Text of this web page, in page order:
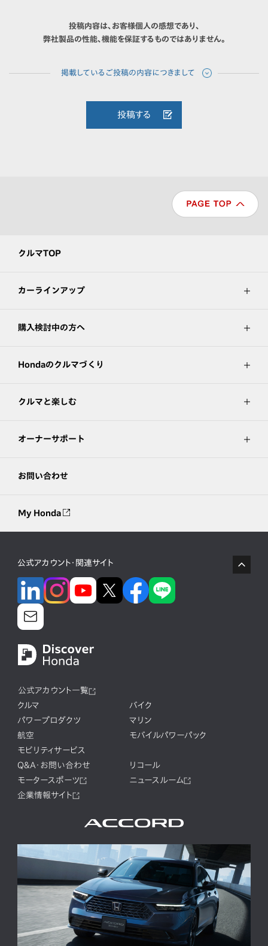
投稿内容は、お客様個人の感想であり、
弊社製品の性能、機能を保証するものではありません。
投稿する
クルマTOP
カーラインアップ
購入検討中の方へ
Hondaのクルマづくり
クルマと楽しむ
オーナーサポート
お問い合わせ
My Honda
公式アカウント・関連サイト
公式アカウント一覧
クルマ
バイク
パワープロダクツ
マリン
航空
モバイルパワーパック
モビリティサービス
Q&A・お問い合わせ
リコール
モータースポーツ
ニュースルーム
企業情報サイト